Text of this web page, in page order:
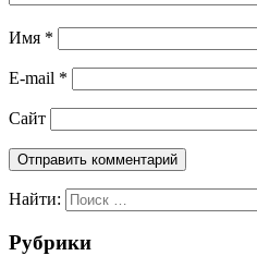
Имя *
E-mail *
Сайт
Найти:
Рубрики